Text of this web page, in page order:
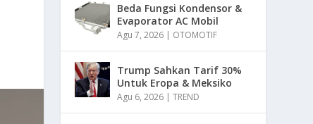
Beda Fungsi Kondensor &
Evaporator AC Mobil
Agu 7, 2026 | OTOMOTIF
Trump Sahkan Tarif 30%
Untuk Eropa & Meksiko
Agu 6, 2026 |TREND